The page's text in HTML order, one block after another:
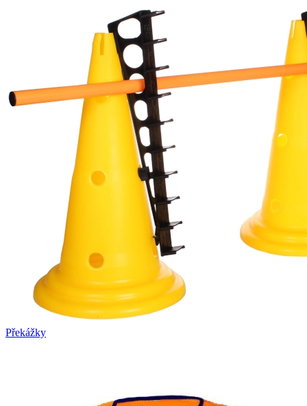
Překážky